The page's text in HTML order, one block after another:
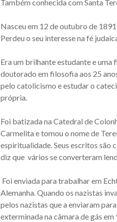
Também conhecida com Santa
Nasceu em 12 de outubro de
Perdeu o seu interesse na fé
Era um brilhante estudante e
doutorado em filosofia aos 25
pelo catolicismo e estudar o
própria.
Foi batizada na Catedral de
Carmelita e tomou o nome de
espiritualidade. Seus escritos são
diz que vários se converteram
Foi enviada para trabalhar em
Alemanha. Quando os nazistas
pelos nazistas que a enviaram
exterminada na câmara de gás